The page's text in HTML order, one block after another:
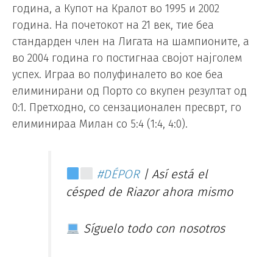
година, а Купот на Кралот во 1995 и 2002
година. На почетокот на 21 век, тие беа
стандарден член на Лигата на шампионите, а
во 2004 година го постигнаа својот најголем
успех. Играа во полуфиналето во кое беа
елиминирани од Порто со вкупен резултат од
0:1. Претходно, со сензационален пресврт, го
елиминираа Милан со 5:4 (1:4, 4:0).
#DÉPOR| Así está el
césped de Riazor ahora mismo
Síguelo todo con nosotros